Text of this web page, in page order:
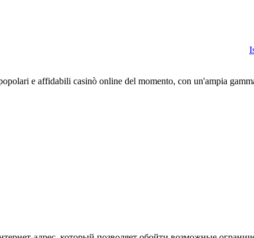
e affidabili casinò online del momento, con un'ampia